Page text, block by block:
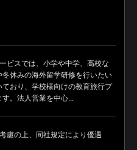
ビスでは、小学や中学、高校な
冬休みの海外留学研修を行いたい
ており、学校様向けの教育旅行プ
。法人営業を中心...
慮の上、同社規定により優遇